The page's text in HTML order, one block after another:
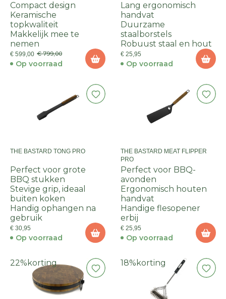
Compact design
Keramische
topkwaliteit
Makkelijk mee te
nemen
€ 599,00 € 799,00
Op voorraad
Lang ergonomisch
handvat
Duurzame
staalborstels
Robuust staal en hout
€ 25,95
Op voorraad
THE BASTARD TONG PRO
Perfect voor grote
BBQ stukken
Stevige grip, ideaal
buiten koken
Handig ophangen na
gebruik
€ 30,95
Op voorraad
THE BASTARD MEAT FLIPPER
PRO
Perfect voor BBQ-
avonden
Ergonomisch houten
handvat
Handige flesopener
erbij
€ 25,95
Op voorraad
22% korting 18% korting